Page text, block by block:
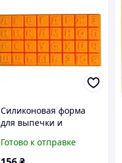
Силиконовая форма
для выпечки и
Алфавит 35х18х3 см
кондитерская морс/лёд
Готово к отправке